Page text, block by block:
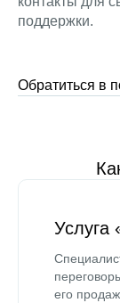
поддержки.
Обратиться в
Услуга
его